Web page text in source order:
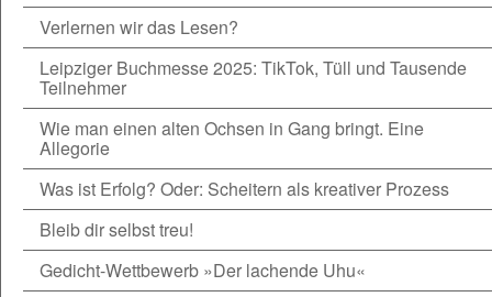
Verlernen wir das Lesen?
Leipziger Buchmesse 2025: TikTok, Tüll und Tausende
Teilnehmer
Wie man einen alten Ochsen in Gang bringt. Eine
Allegorie
Was ist Erfolg? Oder: Scheitern als kreativer Prozess
Bleib dir selbst treu!
Gedicht-Wettbewerb »Der lachende Uhu«